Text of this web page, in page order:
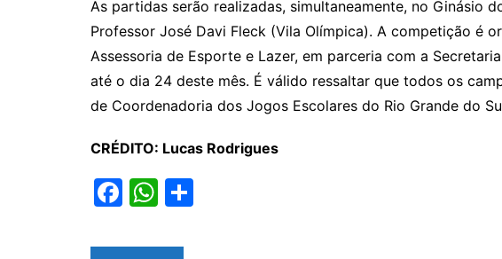
As partidas serão realizadas, simultaneamente, no Ginásio
Professor José Davi Fleck (Vila Olímpica). A competição é
Assessoria de Esporte e Lazer, em parceria com a
até o dia 24 deste mês. É válido ressaltar que todos os
de Coordenadoria dos Jogos Escolares do Rio Grande do
CRÉDITO: Lucas Rodrigues
F
c
W
at